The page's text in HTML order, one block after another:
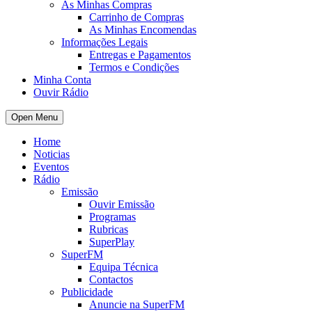
As Minhas Compras
Carrinho de Compras
As Minhas Encomendas
Informações Legais
Entregas e Pagamentos
Termos e Condições
Minha Conta
Ouvir Rádio
Open Menu
Home
Noticias
Eventos
Rádio
Emissão
Ouvir Emissão
Programas
Rubricas
SuperPlay
SuperFM
Equipa Técnica
Contactos
Publicidade
Anuncie na SuperFM